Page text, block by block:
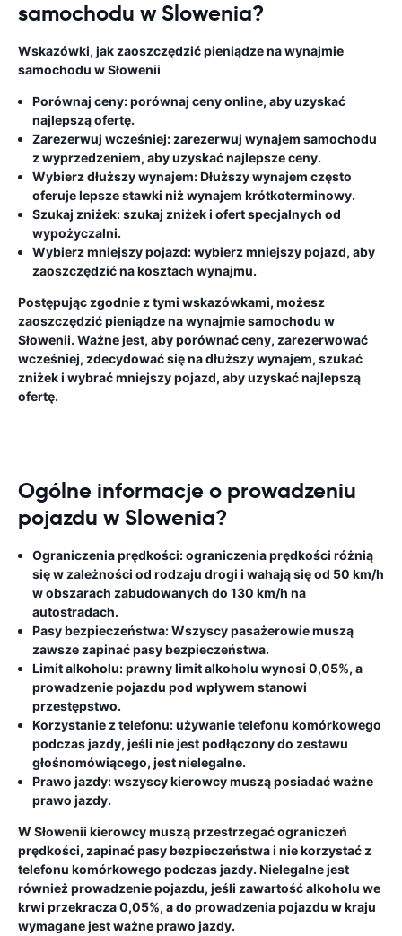
samochodu w Slowenia?
Wskazówki, jak zaoszczędzić pieniądze na wynajmie
samochodu w Słowenii
Porównaj ceny:porównaj ceny online, aby uzyskać
najlepszą ofertę.
Zarezerwuj wcześniej: zarezerwuj wynajem samochodu
z wyprzedzeniem, aby uzyskać najlepsze ceny.
Wybierz dłuższy wynajem:Dłuższy wynajem często
oferuje lepsze stawki niż wynajem krótkoterminowy.
Szukaj zniżek:szukaj zniżek i ofert specjalnych od
wypożyczalni.
Wybierz mniejszy pojazd:wybierz mniejszy pojazd, aby
zaoszczędzić na kosztach wynajmu.
Postępując zgodnie z tymi wskazówkami, możesz
zaoszczędzić pieniądze na wynajmie samochodu w
Słowenii. Ważne jest, aby porównać ceny, zarezerwować
wcześniej, zdecydować się na dłuższy wynajem, szukać
zniżek i wybrać mniejszy pojazd, aby uzyskać najlepszą
ofertę.
Ogólne informacje o prowadzeniu
pojazdu w Slowenia?
Ograniczenia prędkości:ograniczenia prędkości różnią
się w zależności od rodzaju drogi i wahają się od 50 km/h
w obszarach zabudowanych do 130 km/h na
autostradach.
Pasy bezpieczeństwa:Wszyscy pasażerowie muszą
zawsze zapinać pasy bezpieczeństwa.
Limit alkoholu:prawny limit alkoholu wynosi 0,05%, a
prowadzenie pojazdu pod wpływem stanowi
przestępstwo.
Korzystanie z telefonu:używanie telefonu komórkowego
podczas jazdy, jeśli nie jest podłączony do zestawu
głośnomówiącego, jest nielegalne.
Prawo jazdy:wszyscy kierowcy muszą posiadać ważne
prawo jazdy.
W Słowenii kierowcy muszą przestrzegać ograniczeń
prędkości, zapinać pasy bezpieczeństwa i nie korzystać z
telefonu komórkowego podczas jazdy. Nielegalne jest
również prowadzenie pojazdu, jeśli zawartość alkoholu we
krwi przekracza 0,05%, a do prowadzenia pojazdu w kraju
wymagane jest ważne prawo jazdy.